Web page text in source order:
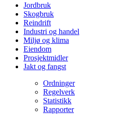
Jordbruk
Skogbruk
Reindrift
Industri og handel
Miljø og klima
Eiendom
Prosjektmidler
Jakt og fangst
Ordninger
Regelverk
Statistikk
Rapporter